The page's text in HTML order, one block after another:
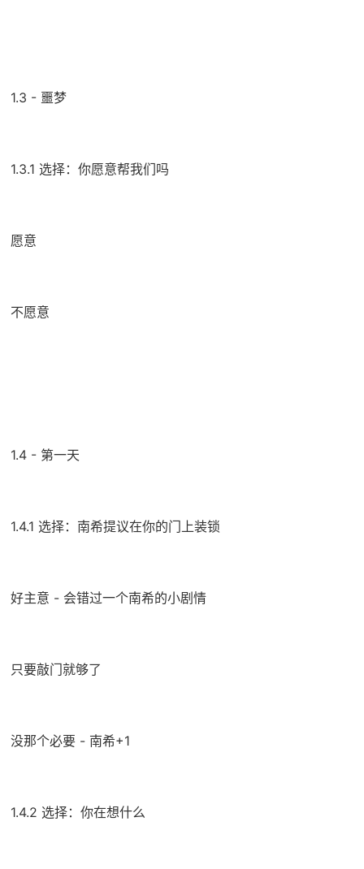
1.3 - 噩梦
1.3.1 选择：你愿意帮我们吗
愿意
不愿意
1.4 - 第一天
1.4.1 选择：南希提议在你的门上装锁
好主意 - 会错过一个南希的小剧情
只要敲门就够了
没那个必要 - 南希+1
1.4.2 选择：你在想什么